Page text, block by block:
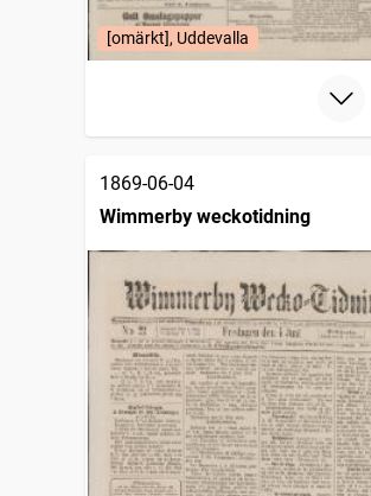
[omärkt], Uddevalla
1869-06-04
Wimmerby weckotidning